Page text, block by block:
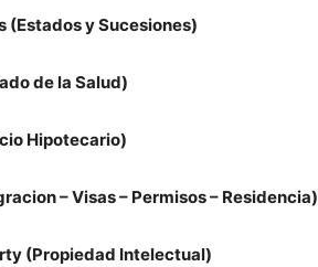
(Estados y Sucesiones)
de la Salud)
Hipotecario)
– Visas – Permisos – Residencia)
(Propiedad Intelectual)